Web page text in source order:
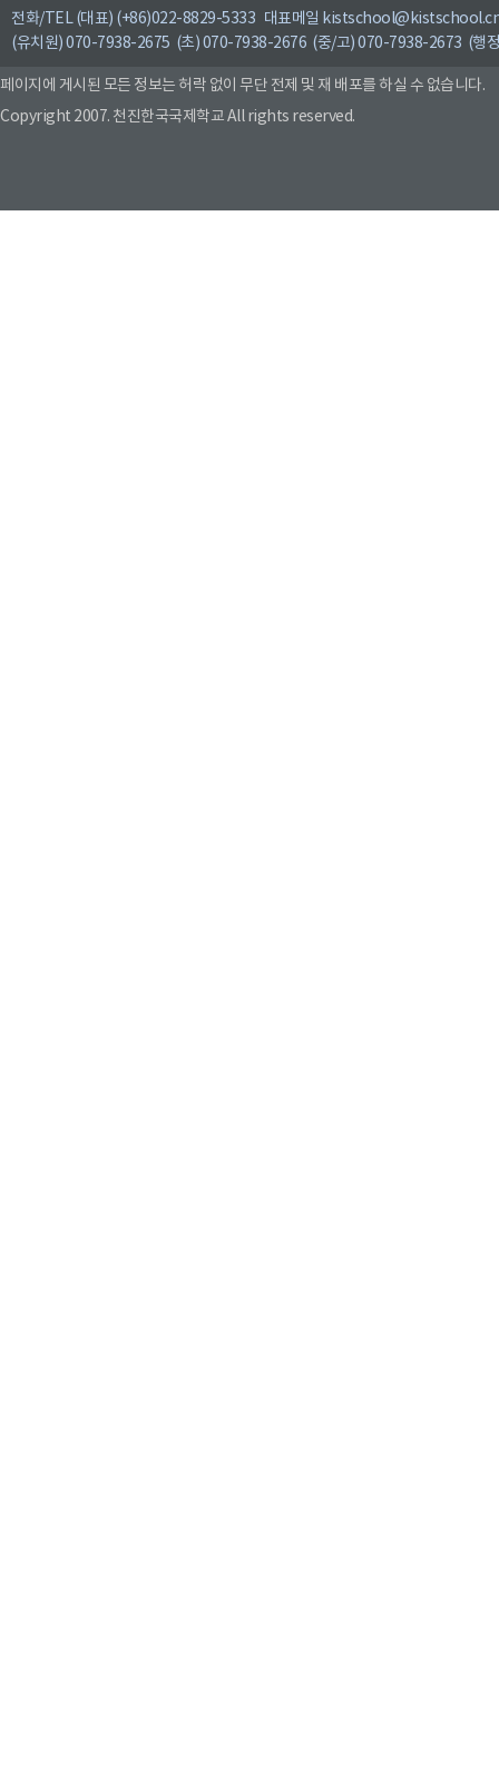
전화/TEL (대표) (+86)022-8829-5333 대표메일
(유치원) 070-7938-2675 (초) 070-7938-2676 (중/고) 070-7938-2673 (행
페이지에 게시된 모든 정보는 허락 없이 무단 전제 및 재 배포를 하실 수 없습니다.
Copyright 2007. 천진한국국제학교 All rights reserved.